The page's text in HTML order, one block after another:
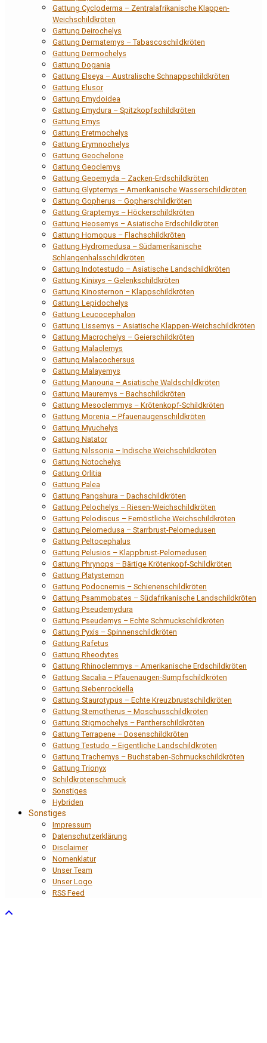
Gattung Cycloderma – Zentralafrikanische Klappen-
Weichschildkröten
Gattung Deirochelys
Gattung Dermatemys – Tabascoschildkröten
Gattung Dermochelys
Gattung Dogania
Gattung Elseya – Australische Schnappschildkröten
Gattung Elusor
Gattung Emydoidea
Gattung Emydura – Spitzkopfschildkröten
Gattung Emys
Gattung Eretmochelys
Gattung Erymnochelys
Gattung Geochelone
Gattung Geoclemys
Gattung Geoemyda – Zacken-Erdschildkröten
Gattung Glyptemys – Amerikanische Wasserschildkröten
Gattung Gopherus – Gopherschildkröten
Gattung Graptemys – Höckerschildkröten
Gattung Heosemys – Asiatische Erdschildkröten
Gattung Homopus – Flachschildkröten
Gattung Hydromedusa – Südamerikanische
Schlangenhalsschildkröten
Gattung Indotestudo – Asiatische Landschildkröten
Gattung Kinixys – Gelenkschildkröten
Gattung Kinosternon – Klappschildkröten
Gattung Lepidochelys
Gattung Leucocephalon
Gattung Lissemys – Asiatische Klappen-Weichschildkröten
Gattung Macrochelys – Geierschildkröten
Gattung Malaclemys
Gattung Malacochersus
Gattung Malayemys
Gattung Manouria – Asiatische Waldschildkröten
Gattung Mauremys – Bachschildkröten
Gattung Mesoclemmys – Krötenkopf-Schildkröten
Gattung Morenia – Pfauenaugenschildkröten
Gattung Myuchelys
Gattung Natator
Gattung Nilssonia – Indische Weichschildkröten
Gattung Notochelys
Gattung Orlitia
Gattung Palea
Gattung Pangshura – Dachschildkröten
Gattung Pelochelys – Riesen-Weichschildkröten
Gattung Pelodiscus – Fernöstliche Weichschildkröten
Gattung Pelomedusa – Starrbrust-Pelomedusen
Gattung Peltocephalus
Gattung Pelusios – Klappbrust-Pelomedusen
Gattung Phrynops – Bärtige Krötenkopf-Schildkröten
Gattung Platysternon
Gattung Podocnemis – Schienenschildkröten
Gattung Psammobates – Südafrikanische Landschildkröten
Gattung Pseudemydura
Gattung Pseudemys – Echte Schmuckschildkröten
Gattung Pyxis – Spinnenschildkröten
Gattung Rafetus
Gattung Rheodytes
Gattung Rhinoclemmys – Amerikanische Erdschildkröten
Gattung Sacalia – Pfauenaugen-Sumpfschildkröten
Gattung Siebenrockiella
Gattung Staurotypus – Echte Kreuzbrustschildkröten
Gattung Sternotherus – Moschusschildkröten
Gattung Stigmochelys – Pantherschildkröten
Gattung Terrapene – Dosenschildkröten
Gattung Testudo – Eigentliche Landschildkröten
Gattung Trachemys – Buchstaben-Schmuckschildkröten
Gattung Trionyx
Schildkrötenschmuck
Sonstiges
Hybriden
Sonstiges
Impressum
Datenschutzerklärung
Disclaimer
Nomenklatur
Unser Team
Unser Logo
RSS Feed